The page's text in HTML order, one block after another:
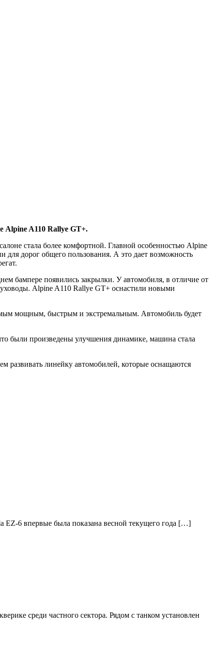
Alpine A110 Rallye GT+.
стала более комфортной. Главной особенностью Alpine
для дорог общего пользования. А это дает возможность
бампере появились закрылки. У автомобиля, в отличие от
Alpine A110 Rallye GT+ оснастили новыми
мощным, быстрым и экстремальным. Автомобиль будет
были произведены улучшения динамике, машина стала
развивать линейку автомобилей, которые оснащаются
EZ-6 впервые была показана весной текущего года […]
среди частного сектора. Рядом с танком установлен